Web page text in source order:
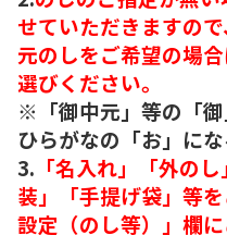
せていただきますの
元のしをご希望の場
選びください。
※「御中元」等の「
ひらがなの「お」にな
3. 「名入れ」「外の
装」「手提げ袋」等
設定（のし等）」欄